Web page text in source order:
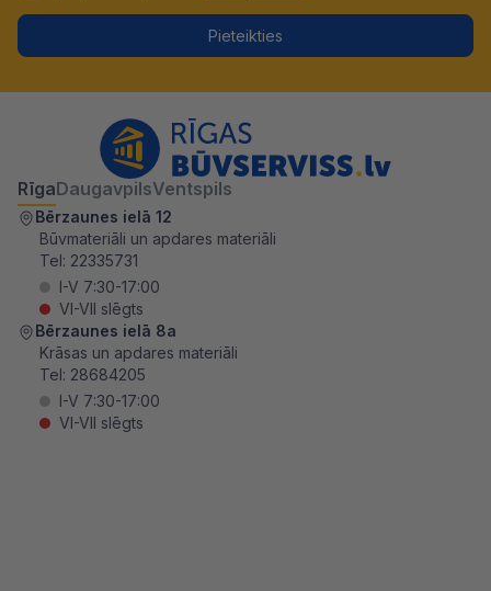
Pieteikties
RīgaDaugavpilsVentspils
Bērzaunes ielā 12
Būvmateriāli un apdares materiāli
Tel: 22335731
I-V 7:30-17:00
VI-VII slēgts
Bērzaunes ielā 8a
Krāsas un apdares materiāli
Tel: 28684205
I-V 7:30-17:00
VI-VII slēgts